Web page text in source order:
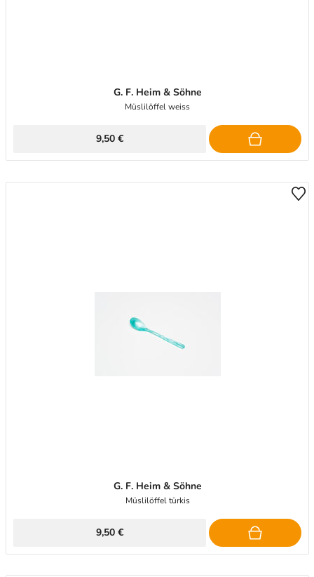
G. F. Heim & Söhne
Müslilöffel weiss
9,50 €
G. F. Heim & Söhne
Müslilöffel türkis
9,50 €